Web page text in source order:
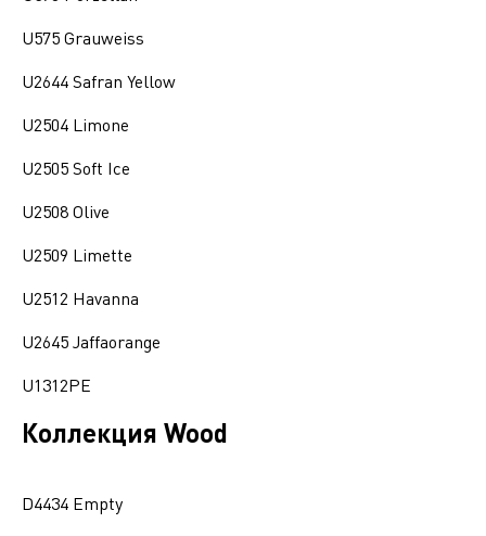
U575 Grauweiss
U2644 Safran Yellow
U2504 Limone
U2505 Soft Ice
U2508 Olive
U2509 Limette
U2512 Havanna
U2645 Jaffaorange
U1312PE
Коллекция Wood
D4434 Empty